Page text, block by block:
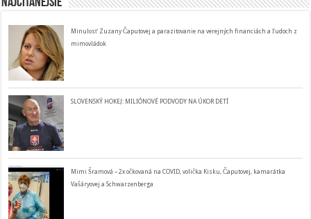
Minulosť Zuzany Čaputovej a parazitovanie na verejných financiách a ľudoch z
mimovládok
SLOVENSKÝ HOKEJ: MILIÓNOVÉ PODVODY NA ÚKOR DETÍ
Mimi Šramová – 2x očkovaná na COVID, volička Kisku, Čaputovej, kamarátka
Vašáryovej a Schwarzenberga